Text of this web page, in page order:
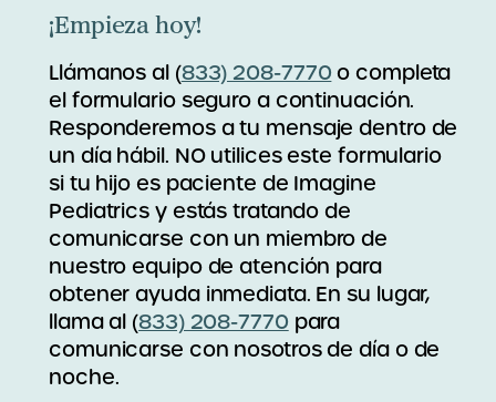
¡Empieza hoy!
Llámanos al (833) 208-7770o completa
el formulario seguro a continuación.
Responderemos a tu mensaje dentro de
un día hábil. NO utilices este formulario
si tu hijo es paciente de Imagine
Pediatrics y estás tratando de
comunicarse con un miembro de
nuestro equipo de atención para
obtener ayuda inmediata. En su lugar,
llama al (833) 208-7770para
comunicarse con nosotros de día o de
noche.